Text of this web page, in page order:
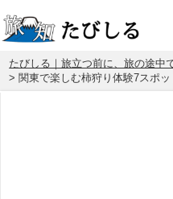
たびしる｜旅立つ前に、旅の途中
> 関東で楽しむ柿狩り体験7スポッ